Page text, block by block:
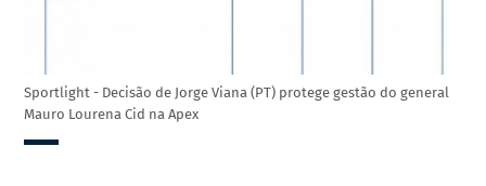
Sportlight - Decisão de Jorge Viana (PT) protege gestão do general
Mauro Lourena Cid na Apex